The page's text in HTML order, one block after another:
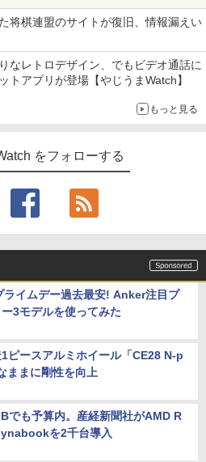
る
将棋連盟のサイトが復旧、情報漏えい
なレトロデザイン、でもビデオ通話に
トアプリが登場【やじうまWatch】
もっと見る
をフォローする
イムデー過去最安! Anker注目プ
3モデルを使ってみた
ピースアルミホイール「CE28 N-p
ままに剛性を向上
でも予算内。産経新聞社がAMD R
を2千台導入